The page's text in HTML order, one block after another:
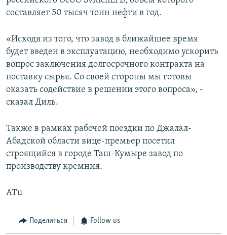
составляет 50 тысяч тонн нефти в год.
«Исходя из того, что завод в ближайшее время
будет введен в эксплуатацию, необходимо ускорить
вопрос заключения долгосрочного контракта на
поставку сырья. Со своей стороны мы готовы
оказать содействие в решении этого вопроса», -
сказал Диль.
Также в рамках рабочей поездки по Джалал-
Абадской области вице-премьер посетил
строящийся в городе Таш-Кумыре завод по
производству кремния.
ATu
Поделиться Follow us